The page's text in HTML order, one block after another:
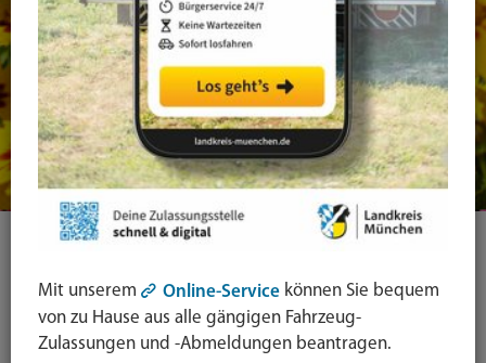
Mit unserem Online-Service können Sie bequem
von zu Hause aus alle gängigen Fahrzeug-
Zulassungen und -Abmeldungen beantragen.